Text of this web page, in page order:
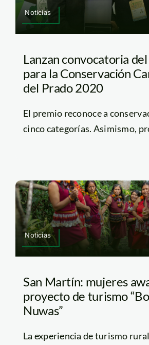
Noticias
Lanzan convocatoria
para la Conservación
del Prado 2020
El premio reconoce a
cinco categorías. Asimismo,
Noticias
San Martín: mujeres
proyecto de turismo
Nuwas”
La experiencia de turismo